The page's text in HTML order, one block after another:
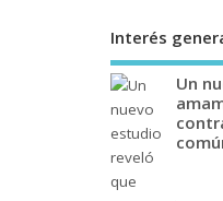
Interés
Un